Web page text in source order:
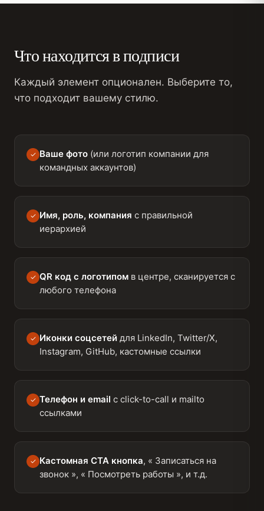
Что находится в подписи
Каждый элемент опционален. Выберите то,
что подходит вашему стилю.
✓ Ваше фото (или логотип компании для
командных аккаунтов)
✓ Имя, роль, компания с правильной
иерархией
✓ QR код с логотипом в центре, сканируется с
любого телефона
✓ Иконки соцсетей для LinkedIn, Twitter/X,
Instagram, GitHub, кастомные ссылки
✓ Телефон и email с click-to-call и mailto
ссылками
✓ Кастомная CTA кнопка, « Записаться на
звонок », « Посмотреть работы », и т.д.